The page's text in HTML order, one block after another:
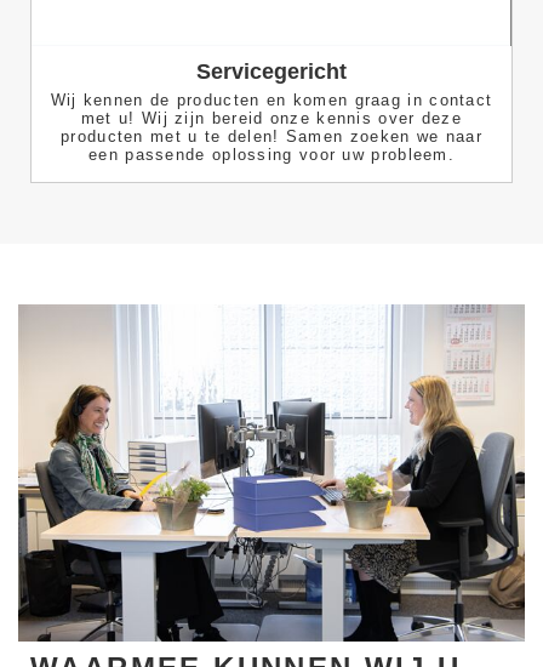
Servicegericht
Wij kennen de producten en komen graag in contact
met u! Wij zijn bereid onze kennis over deze
producten met u te delen! Samen zoeken we naar
een passende oplossing voor uw probleem.